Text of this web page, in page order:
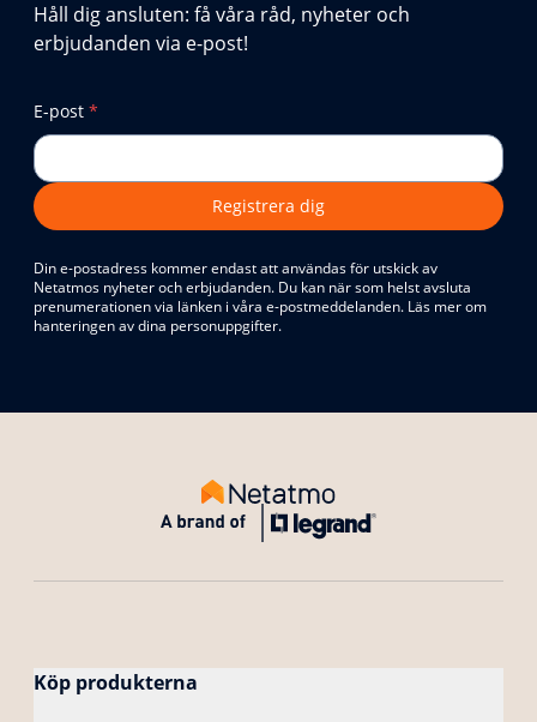
Håll dig ansluten: få våra råd, nyheter och
erbjudanden via e-post!
E-post *
Registrera dig
Din e-postadress kommer endast att användas för utskick av
Netatmos nyheter och erbjudanden. Du kan när som helst avsluta
prenumerationen via länken i våra e-postmeddelanden. Läs mer om
hanteringen av dina personuppgifter.
Köp produkterna